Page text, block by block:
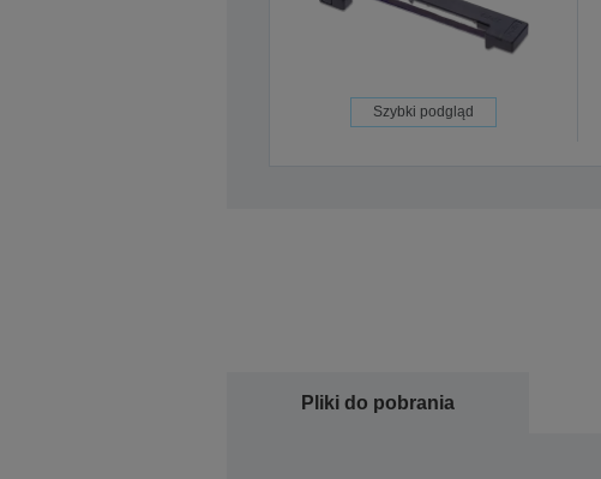
Szybki podgląd
Pliki do pobrania